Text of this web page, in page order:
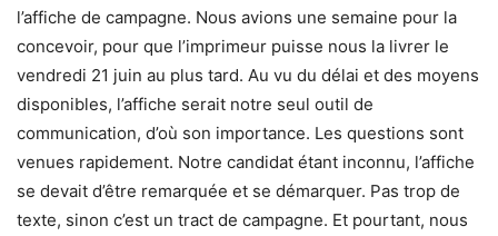
l’affiche de campagne. Nous avions une semaine pour la
concevoir, pour que l’imprimeur puisse nous la livrer le
vendredi 21 juin au plus tard. Au vu du délai et des moyens
disponibles, l’affiche serait notre seul outil de
communication, d’où son importance. Les questions sont
venues rapidement. Notre candidat étant inconnu, l’affiche
se devait d’être remarquée et se démarquer. Pas trop de
texte, sinon c’est un tract de campagne. Et pourtant, nous